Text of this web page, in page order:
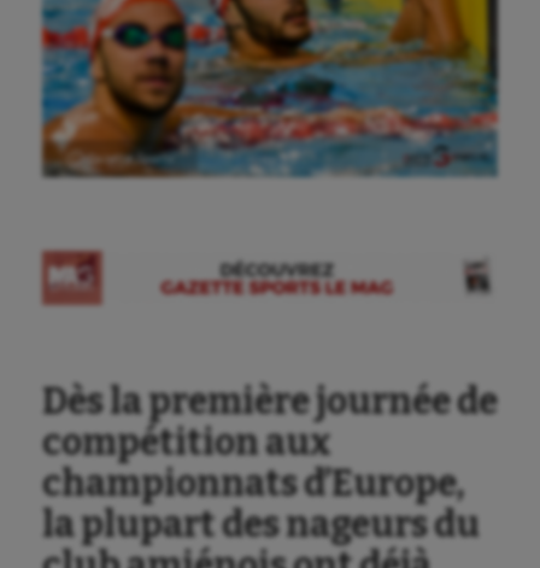
Auto
Aviron
Balle à la main
Ⓒ Gazette Sports
Dès la première journée de
compétition aux
championnats d’Europe,
la plupart des nageurs du